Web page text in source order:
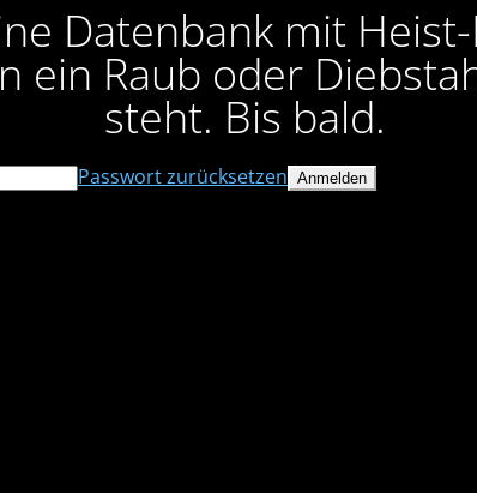
Datenbank mit
ein Raub oder
steht. Bis bald.
Passwort zurücksetzen